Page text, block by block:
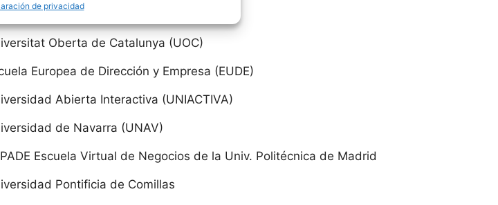
de privacidad
Gran Canaria
- Madrid
Oberta de Catalunya (UOC)
Europea de Dirección y Empresa (EUDE)
Abierta Interactiva (UNIACTIVA)
de Navarra (UNAV)
Escuela Virtual de Negocios de la Univ. Politécnica de Madrid
Pontificia de Comillas